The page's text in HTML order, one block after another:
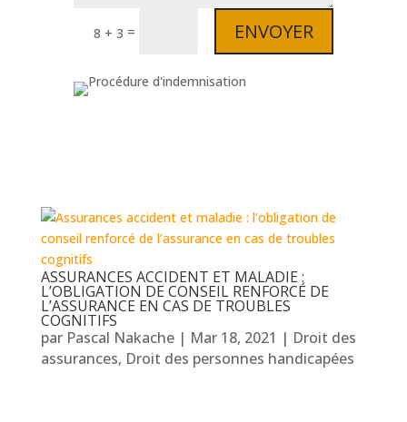
8 + 3 = ENVOYER
ASSURANCES ACCIDENT ET MALADIE :
L’OBLIGATION DE CONSEIL RENFORCÉ DE
L’ASSURANCE EN CAS DE TROUBLES
COGNITIFS
par Pascal Nakache| Mar 18, 2021 | Droit des
assurances, Droit des personnes handicapées